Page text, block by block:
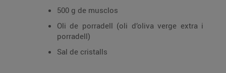
500 g de musclos
Oli de porradell (oli d’oliva verge extra i
porradell)
Sal de cristalls